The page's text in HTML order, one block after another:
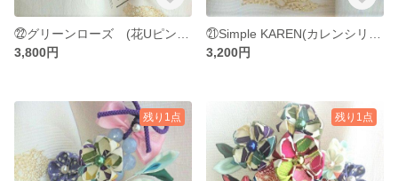
3,800円
3,200円
残り1点 残り1点